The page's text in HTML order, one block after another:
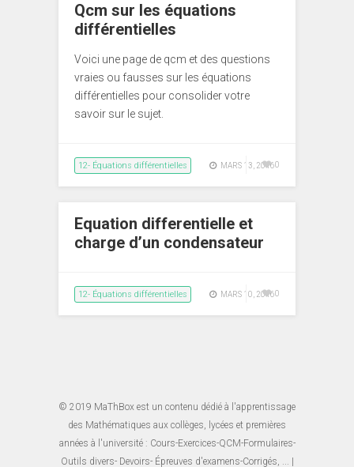
Qcm sur les équations
différentielles
Voici une page de qcm et des questions
vraies ou fausses sur les équations
différentielles pour consolider votre
savoir sur le sujet.
12- Équations différentielles MARS 13, 20160
Equation differentielle et
charge d’un condensateur
12- Équations différentielles MARS 10, 20160
© 2019 MaThBox est un contenu dédié à l'apprentissage
des Mathématiques aux collèges, lycées et premières
années à l'université : Cours-Exercices-QCM-Formulaires-
Outils divers- Devoirs- Épreuves d'examens-Corrigés, ... |